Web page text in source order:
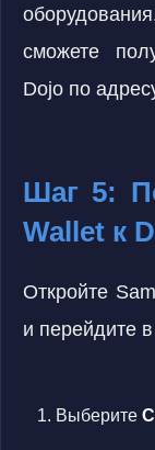
сможете
Dojo по
Шаг 5:
Wallet к
Откройте
и перейдите
Выберите